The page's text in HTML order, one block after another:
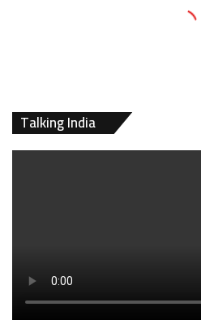
Talking India